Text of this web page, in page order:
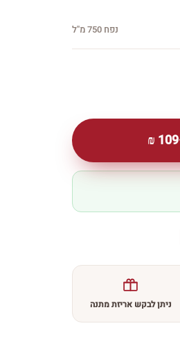
נפח 750 מ''ל
109
₪
ניתן לבקש אריזת מתנה